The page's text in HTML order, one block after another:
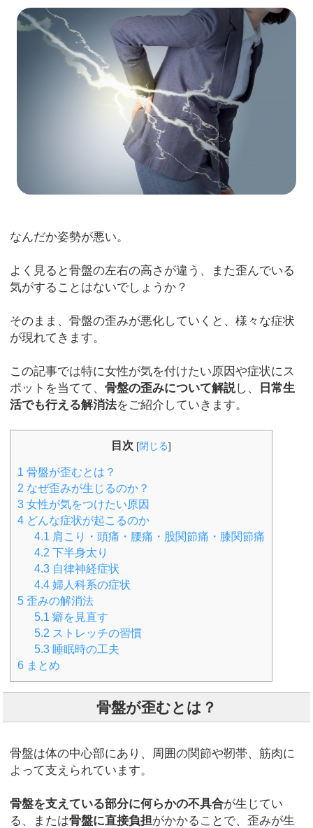
なんだか姿勢が悪い。
よく見ると骨盤の左右の高さが違う、また歪んでいる
気がすることはないでしょうか？
そのまま、骨盤の歪みが悪化していくと、様々な症状
が現れてきます。
この記事では特に女性が気を付けたい原因や症状にス
ポットを当てて、骨盤の歪みについて解説し、
日常生
活でも行える解消法をご紹介していきます。
目次 [閉じる]
1 骨盤が歪むとは？
2 なぜ歪みが生じるのか？
3 女性が気をつけたい原因
4 どんな症状が起こるのか
4.1 肩こり・頭痛・腰痛・股関節痛・膝関節痛
4.2 下半身太り
4.3自律神経症状
4.4婦人科系の症状
5 歪みの解消法
5.1 癖を見直す
5.2 ストレッチの習慣
5.3睡眠時の工夫
6 まとめ
骨盤が歪むとは？
骨盤は体の中心部にあり、周囲の関節や靭帯、筋肉に
よって支えられています。
骨盤を支えている部分に何らかの不具合が生じてい
る、または骨盤に直接負担がかかることで、歪みが生